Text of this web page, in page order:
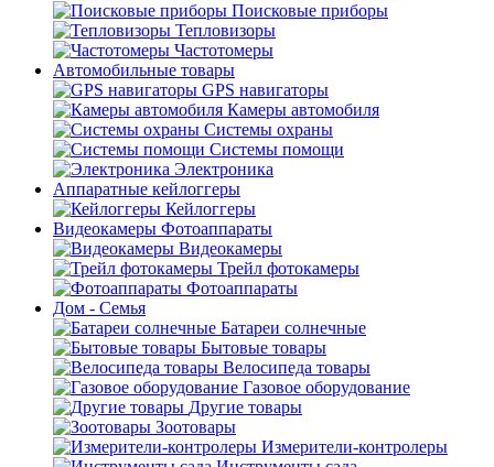
Поисковые приборы
Тепловизоры
Частотомеры
Автомобильные товары
GPS навигаторы
Камеры автомобиля
Системы охраны
Системы помощи
Электроника
Аппаратные кейлоггеры
Кейлоггеры
Видеокамеры Фотоаппараты
Видеокамеры
Трейл фотокамеры
Фотоаппараты
Дом - Семья
Батареи солнечные
Бытовые товары
Велосипеда товары
Газовое оборудование
Другие товары
Зоотовары
Измерители-контролеры